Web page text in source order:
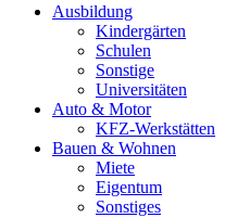
Ausbildung
Kindergärten
Schulen
Sonstige
Universitäten
Auto & Motor
KFZ-Werkstätten
Bauen & Wohnen
Miete
Eigentum
Sonstiges